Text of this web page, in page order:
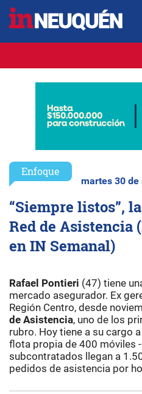
Enfoque
martes 30 de
“Siempre listos”,
Red de Asistencia
en IN Semanal)
Rafael Pontieri (47) tiene
mercado asegurador. Ex
Región Centro, desde
de Asistencia, uno de los
rubro. Hoy tiene a su cargo
flota propia de 400 móviles
subcontratados llegan a
pedidos de asistencia por